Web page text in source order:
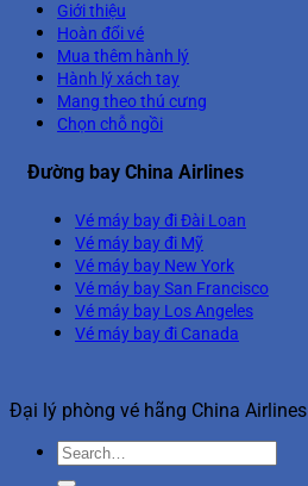
Giới thiệu
Hoàn đổi vé
Mua thêm hành lý
Hành lý xách tay
Mang theo thú cưng
Chọn chỗ ngồi
Đường bay China Airlines
Vé máy bay đi Đài Loan
Vé máy bay đi Mỹ
Vé máy bay New York
Vé máy bay San Francisco
Vé máy bay Los Angeles
Vé máy bay đi Canada
Đại lý phòng vé hãng China Airlines